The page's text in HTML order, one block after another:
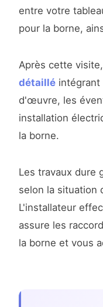
entre votre
pour la borne,
Après cette
détaillé intégrant
d'œuvre, les
installation
la borne.
Les travaux dure
selon la situation
L'installateur
assure les
la borne et vous